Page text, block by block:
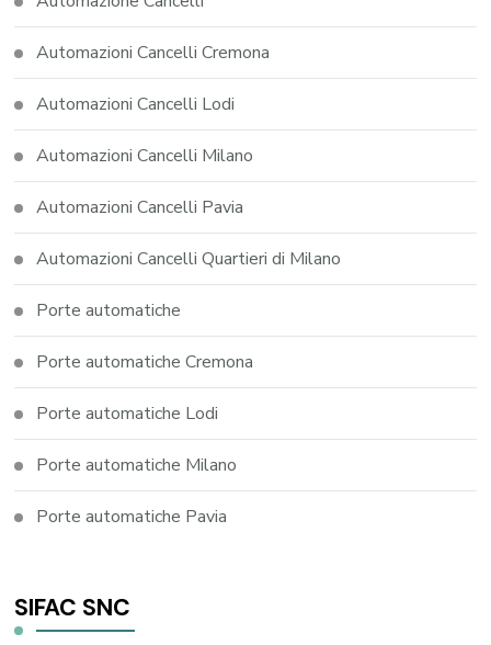
Automazioni Cancelli Cremona
Automazioni Cancelli Lodi
Automazioni Cancelli Milano
Automazioni Cancelli Pavia
Automazioni Cancelli Quartieri di Milano
Porte automatiche
Porte automatiche Cremona
Porte automatiche Lodi
Porte automatiche Milano
Porte automatiche Pavia
SIFAC SNC